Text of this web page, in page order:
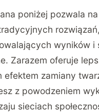
poniżej pozwala
wyników i
Zarazem oferuje
efektem zamiany
z powodzeniem
sieciach